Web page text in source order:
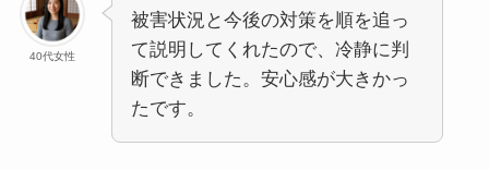
40代女性
被害状況と今後の対策を順を追っ
て説明してくれたので、冷静に判
断できました。安心感が大きかっ
たです。